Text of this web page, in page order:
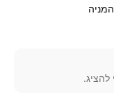
להציג.